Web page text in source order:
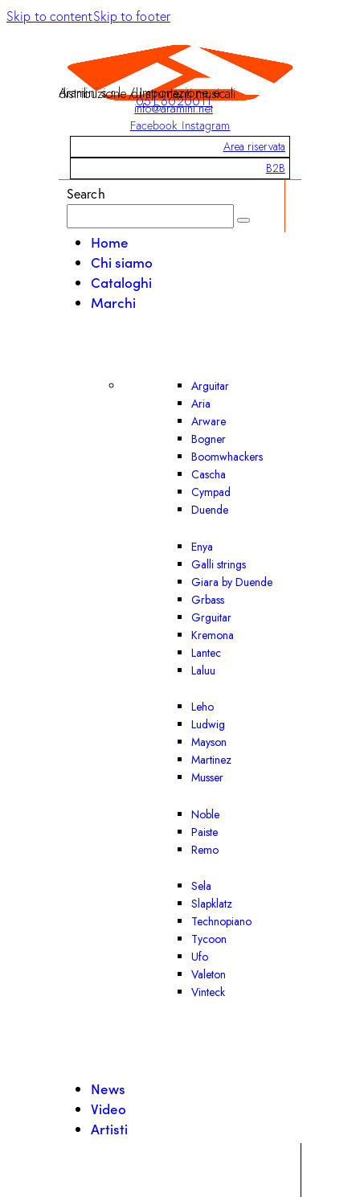
Skip to contentSkip to footer
Aramini s.r.l. / Importazione e distribuzione di strumenti musicali
051 6020011
info@aramini.net
Facebook Instagram
Area riservata
B2B
Search
Home
Chi siamo
Cataloghi
Marchi
Arguitar
Aria
Arware
Bogner
Boomwhackers
Cascha
Cympad
Duende
Enya
Galli strings
Giara by Duende
Grbass
Grguitar
Kremona
Lantec
Laluu
Leho
Ludwig
Mayson
Martinez
Musser
Noble
Paiste
Remo
Sela
Slapklatz
Technopiano
Tycoon
Ufo
Valeton
Vinteck
News
Video
Artisti